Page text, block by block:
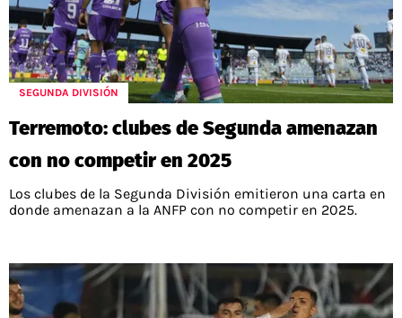
SEGUNDA DIVISIÓN
Terremoto: clubes de Segunda amenazan
con no competir en 2025
Los clubes de la Segunda División emitieron una carta en
donde amenazan a la ANFP con no competir en 2025.